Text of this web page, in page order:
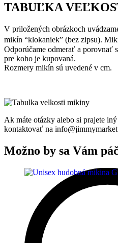
TABUĽKA
V priložených obrázkoch
mikín “klokaniek” (bez zipsu).
Odporúčame odmerať a porovnať
pre koho je kupovaná.
Rozmery mikín sú uvedené v cm.
Ak máte otázky alebo si prajete
kontaktovať na
Možno by sa Vám